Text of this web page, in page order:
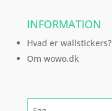
INFORMATION
Hvad er wallstickers?
Om wowo.dk